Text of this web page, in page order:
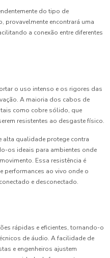
do tipo de
provavelmente encontrará uma
a conexão entre diferentes
o uso intenso e os rigores das
A maioria dos cabos de
como cobre sólido, que
resistentes ao desgaste físico.
alta qualidade protege contra
os ideais para ambientes onde
Essa resistência é
performances ao vivo onde o
e desconectado.
rápidas e eficientes, tornando-o
de áudio. A facilidade de
e engenheiros ajustem